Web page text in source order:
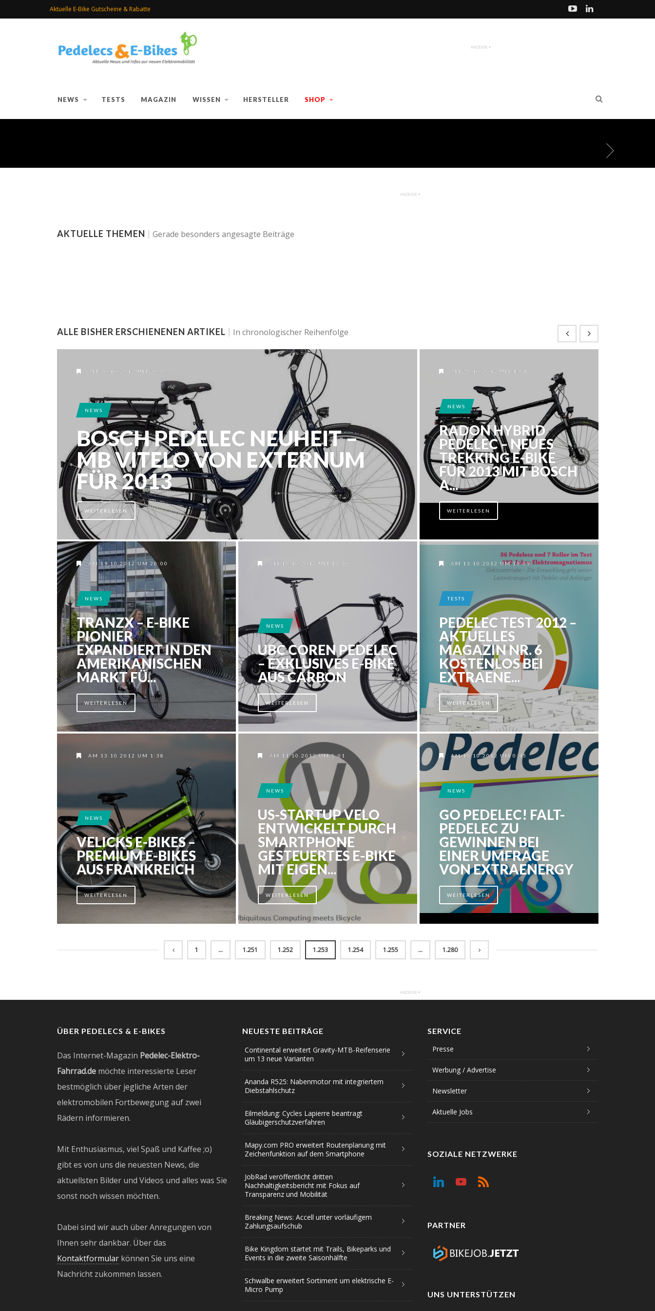
Aktuelle E-Bike Gutscheine & Rabatte
NEWS TESTS MAGAZIN WISSEN HERSTELLER SHOP
AKTUELLE THEMEN | Gerade besonders angesagte Beiträge
ALLE BISHER ERSCHIENENEN ARTIKEL | In chronologischer Reihenfolge
AM 30.10.2012 UM 20:57
NEWS
BOSCH PEDELEC NEUHEIT –
MB VITELO VON EXTERNUM
FÜR 2013
WEITERLESEN
AM 25.10.2012 UM 4:54
NEWS
RADON HYBRID
PEDELEC – NEUES
TREKKING E-BIKE
FÜR 2013 MIT BOSCH
A...
WEITERLESEN
AM 19.10.2012 UM 20:00
NEWS
TRANZX – E-BIKE
PIONIER
EXPANDIERT IN DEN
AMERIKANISCHEN
MARKT FÜ...
WEITERLESEN
AM 15.10.2012 UM 19:30
NEWS
UBC COREN PEDELEC
– EXKLUSIVES E-BIKE
AUS CARBON
WEITERLESEN
AM 13.10.2012 UM 19:09
TESTS
PEDELEC TEST 2012 –
AKTUELLES
MAGAZIN NR. 6
KOSTENLOS BEI
EXTRAENE...
WEITERLESEN
AM 13.10.2012 UM 1:38
NEWS
VELICKS E-BIKES –
PREMIUM E-BIKES
AUS FRANKREICH
WEITERLESEN
AM 11.10.2012 UM 5:01
NEWS
US-STARTUP VELO
ENTWICKELT DURCH
SMARTPHONE
GESTEUERTES E-BIKE
MIT EIGEN...
WEITERLESEN
AM 10.10.2012 UM 0:45
NEWS
GO PEDELEC! FALT-
PEDELEC ZU
GEWINNEN BEI
EINER UMFRAGE
VON EXTRAENERGY
WEITERLESEN
1 … 1.251 1.252 1.253 1.254 1.255 … 1.280
ÜBER PEDELECS & E-BIKES
Das Internet-Magazin Pedelec-Elektro-
Fahrrad.de möchte interessierte Leser
bestmöglich über jegliche Arten der
elektromobilen Fortbewegung auf zwei
Rädern informieren.
Mit Enthusiasmus, viel Spaß und Kaffee ;o)
gibt es von uns die neuesten News, die
aktuellsten Bilder und Videos und alles was Sie
sonst noch wissen möchten.
Dabei sind wir auch über Anregungen von
Ihnen sehr dankbar. Über das
Kontaktformular können Sie uns eine
Nachricht zukommen lassen.
NEUESTE BEITRÄGE
Continental erweitert Gravity-MTB-Reifenserie
um 13 neue Varianten
Ananda R525: Nabenmotor mit integriertem
Diebstahlschutz
Eilmeldung: Cycles Lapierre beantragt
Gläubigerschutzverfahren
Mapy.com PRO erweitert Routenplanung mit
Zeichenfunktion auf dem Smartphone
JobRad veröffentlicht dritten
Nachhaltigkeitsbericht mit Fokus auf
Transparenz und Mobilität
Breaking News: Accell unter vorläufigem
Zahlungsaufschub
Bike Kingdom startet mit Trails, Bikeparks und
Events in die zweite Saisonhälfte
Schwalbe erweitert Sortiment um elektrische E-
Micro Pump
SERVICE
Presse
Werbung / Advertise
Newsletter
Aktuelle Jobs
SOZIALE NETZWERKE
PARTNER
UNS UNTERSTÜTZEN